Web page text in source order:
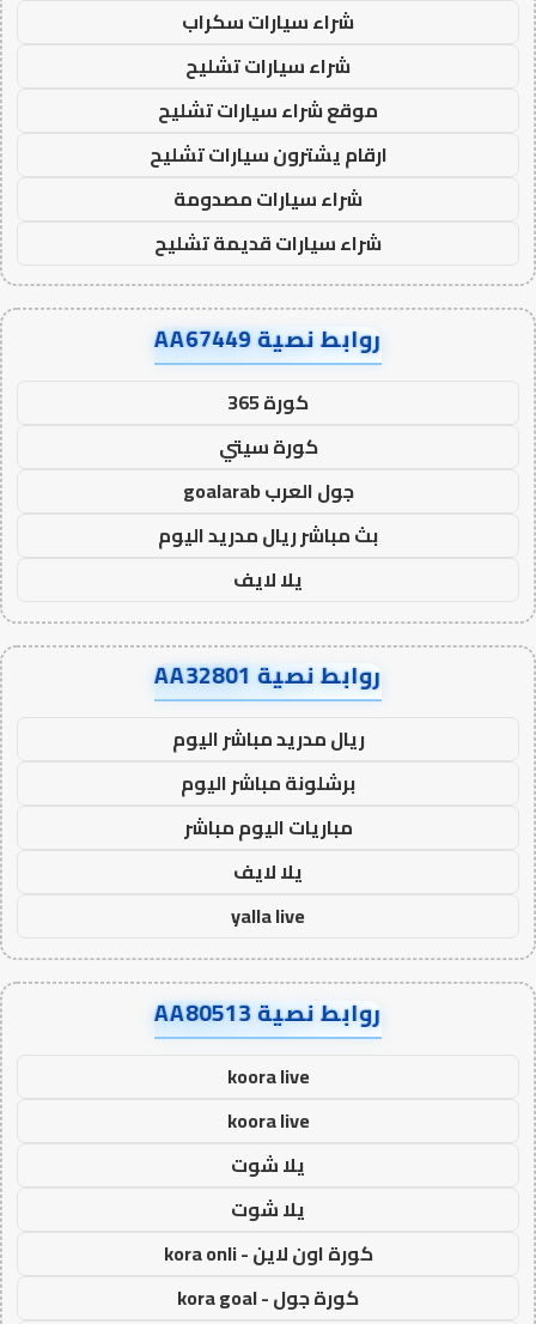
شراء سيارات سكراب
شراء سيارات تشليح
موقع شراء سيارات تشليح
ارقام يشترون سيارات تشليح
شراء سيارات مصدومة
شراء سيارات قديمة تشليح
روابط نصية AA67449
كورة 365
كورة سيتي
جول العرب goalarab
بث مباشر ريال مدريد اليوم
يلا لايف
روابط نصية AA32801
ريال مدريد مباشر اليوم
برشلونة مباشر اليوم
مباريات اليوم مباشر
يلا لايف
yalla live
روابط نصية AA80513
koora live
koora live
يلا شوت
يلا شوت
كورة اون لاين - kora onli
كورة جول - kora goal